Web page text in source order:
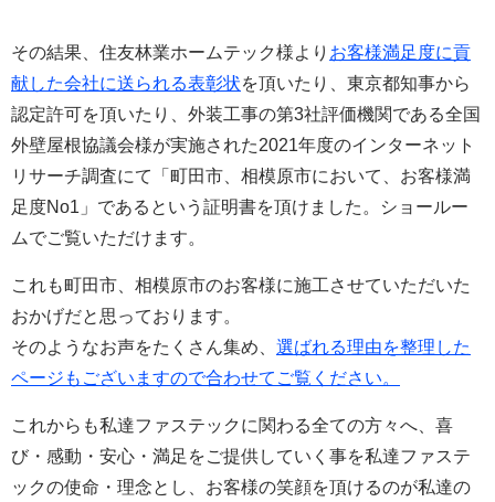
その結果、 住友林業ホームテック様より お客様満足度に貢
献した会社に送られる表彰状を頂いたり、東京都知事から
認定許可を頂いたり、外装工事の第3社評価機関である全国
外壁屋根協議会様が実施された2021年度のインターネット
リサーチ調査にて「町田市、相模原市において、お客様満
足度No1」であるという証明書を頂けました。ショールー
ムでご覧いただけます。
これも町田市、相模原市のお客様に施工させていただいた
おかげだと思っております。
そのようなお声をたくさん集め、 選ばれる理由を整理した
ページもございますので合わせてご覧ください。
これからも私達ファステックに関わる全ての方々へ、喜
び・感動・安心・満足をご提供していく事を私達ファステ
ックの使命・理念とし、お客様の笑顔を頂けるのが私達の